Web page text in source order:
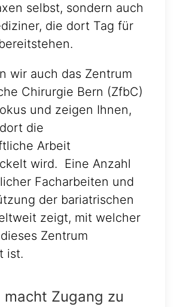
selbst, sondern auch
die dort Tag für
wir auch das Zentrum
Chirurgie Bern (ZfbC)
und zeigen Ihnen,
die
Arbeit
wird. Eine Anzahl
Facharbeiten und
der bariatrischen
zeigt, mit welcher
Zentrum
ist.
macht Zugang zu